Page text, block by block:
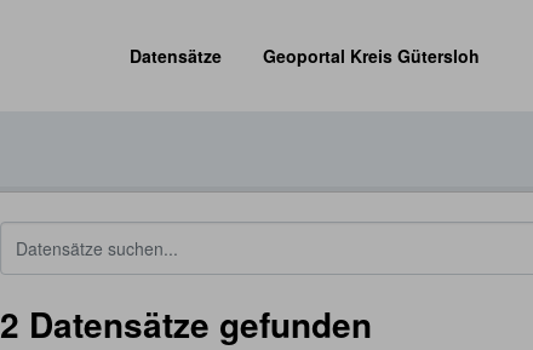
Datensätze
Geoportal Kreis Gütersloh
2 Datensätze gefunden